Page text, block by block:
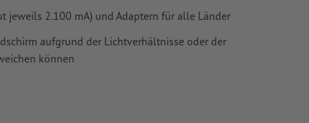
jeweils 2.100 mA) und Adaptern für alle Länder
aufgrund der Lichtverhältnisse oder der
können